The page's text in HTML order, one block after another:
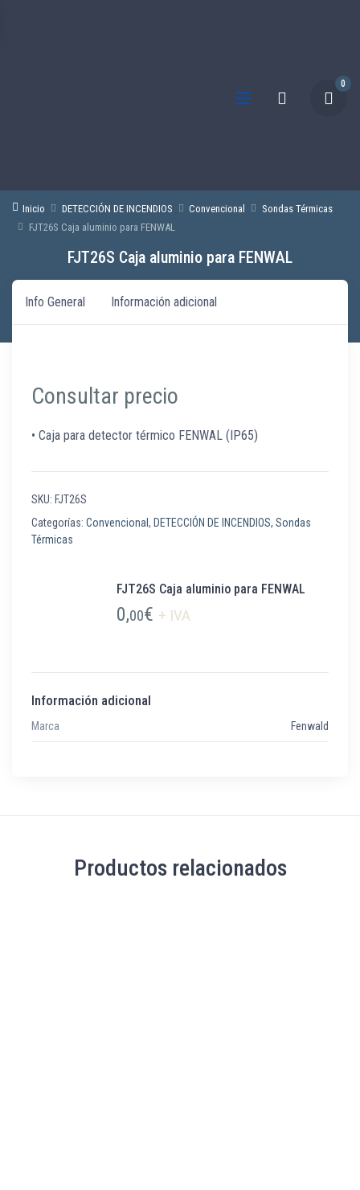
0
Inicio DETECCIÓN DE INCENDIOS Convencional
Sondas Térmicas
FJT26S Caja aluminio para FENWAL
FJT26S Caja aluminio para FENWAL
Info General Información adicional
Consultar precio
• Caja para detector térmico FENWAL (IP65)
SKU: FJT26S
Categorías: Convencional , DETECCIÓN DE INCENDIOS, Sondas
Térmicas
FJT26S Caja aluminio para FENWAL
0,00€ + IVA
Información adicional
Marca Fenwald
Productos relacionados